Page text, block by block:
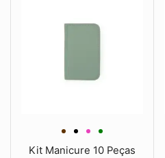
Kit Manicure 10 Peças